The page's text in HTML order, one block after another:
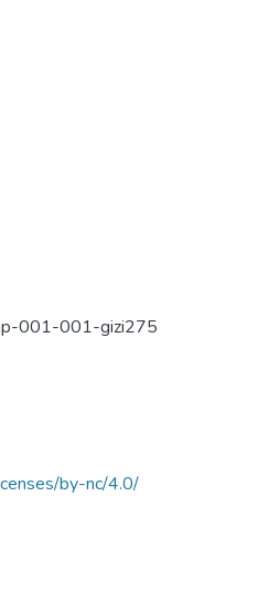
001-001-gizi275
by-nc/4.0/